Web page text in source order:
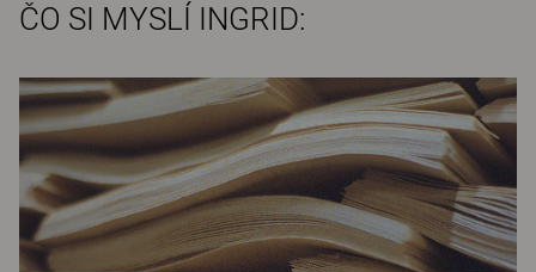
ČO SI MYSLÍ INGRID: